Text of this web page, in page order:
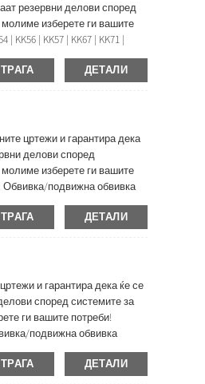
резервни делови според
изберете ги вашите
KK56 | KK57 | KK67 | KK71 |
вклучуваат:...
ДЕТАЛИ
цртежи и гарантира дека
делови според
изберете ги вашите
Обвивка/подвижна обвивка
ДЕТАЛИ
и гарантира дека ќе се
според системите за
ги вашите потреби!
подвижна обвивка
ДЕТАЛИ